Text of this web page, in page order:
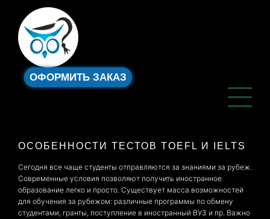
ОФОРМИТЬ ЗАКАЗ
ОСОБЕННОСТИ ТЕСТОВ TOEFL И IELTS
Сегодня все чаще студенты отправляются за знаниями за рубеж.
Современные условия позволяют получить иностранное
образование легко и просто. Существует масса возможностей
для обучения за рубежом: различные программы по обмену
студентами, гранты, поступление в иностранный ВУЗ и пр. Важно